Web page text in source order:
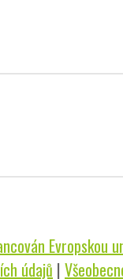
Evropskou
údajů |